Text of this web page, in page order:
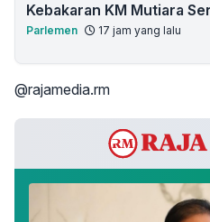
Kebakaran KM Mutiara
Parlemen 17 jam yang lalu
@rajamedia.rm